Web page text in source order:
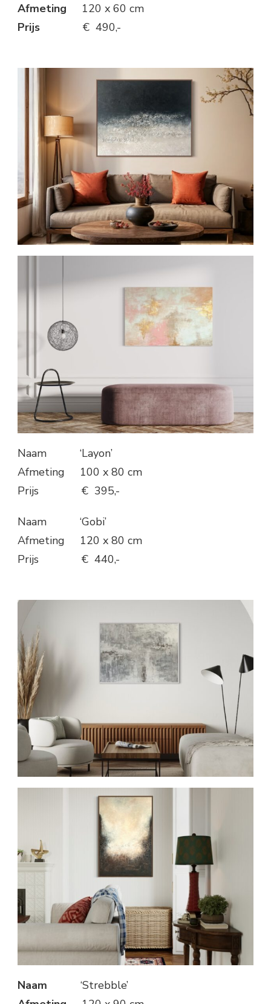
Afmeting
120 x 60 cm
Prijs € 490,-
Naam ‘Layon’
Afmeting 100 x 80 cm
Prijs € 395,-
Naam ‘Gobi’
Afmeting 120 x 80 cm
Prijs € 440,-
Naam ‘Strebble’